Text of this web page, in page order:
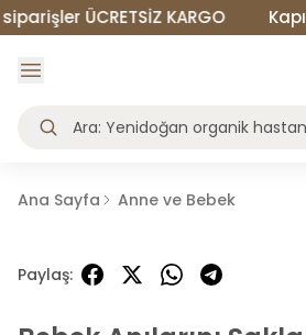
ÜCRETSİZ KARGO
Ana Sayfa Anne ve Bebek
Paylaş: